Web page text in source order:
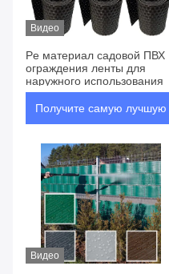
Видео
Pe материал садовой ПВХ
ограждения ленты для
наружного использования
Получите самую лучшую
цену
Видео